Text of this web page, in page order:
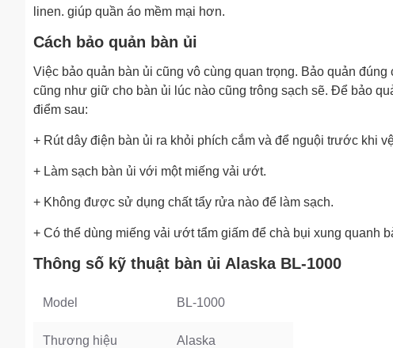
linen. giúp quần áo mềm mại hơn.
Cách bảo quản bàn ủi
Việc bảo quản bàn ủi cũng vô cùng quan trọng. Bảo quản
cũng như giữ cho bàn ủi lúc nào cũng trông sạch sẽ. Để bảo
điểm sau:
+ Rút dây điện bàn ủi ra khỏi phích cắm và để nguội trước khi
+ Làm sạch bàn ủi với một miếng vải ướt.
+ Không được sử dụng chất tẩy rửa nào để làm sạch.
+ Có thể dùng miếng vải ướt tẩm giấm để chà bụi xung quanh
Thông số kỹ thuật bàn ủi Alaska BL-1000
Model BL-1000
Thương hiệu Alaska